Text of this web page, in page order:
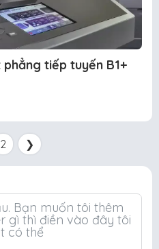
tiếp tuyến B1+
2 ❯